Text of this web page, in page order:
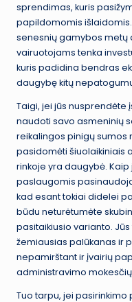
sprendimas, kuris
papildomomis
senesnių gamybos metų
vairuotojams tenka
kuris padidina bendras
daugybę kitų
Taigi, jei jūs nusprendėte
naudoti savo asmeninių
reikalingos pinigų
pasidomėti šiuolaikiniais
rinkoje yra daugybė.
paslaugomis
kad esant tokiai didelei
būdu neturėtumėte
pasitaikiusio varianto.
žemiausias palūkanas ir
nepamirštant ir įvairių
administravimo
Tuo tarpu, jei pasirinkimo